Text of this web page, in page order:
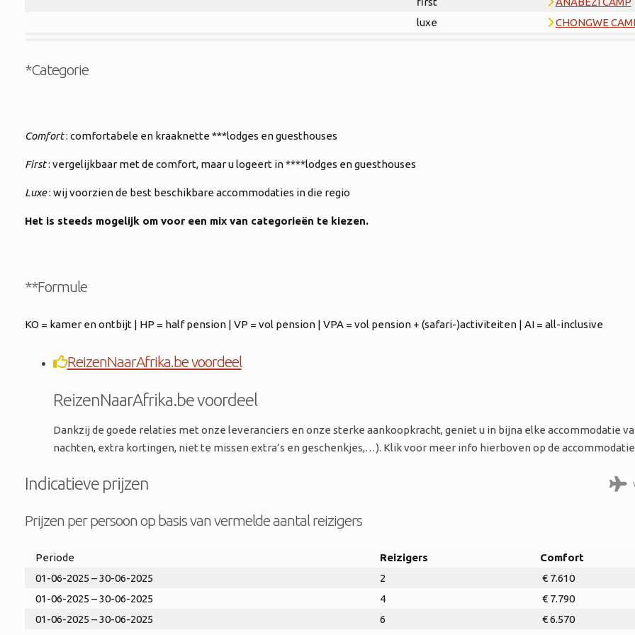
luxe
CHONGWE
*Categorie
Comfort: comfortabele en kraaknette ***lodges en guesthouses
First: vergelijkbaar met de comfort, maar u logeert in ****lodges en guesthouses
Luxe: wij voorzien de best beschikbare accommodaties in die regio
Het is steeds mogelijk om voor een mix van categorieën te kiezen.
**Formule
KO = kamer en ontbijt | HP = half pension | VP = vol pension | VPA = vol pension + (safari-)activiteiten | AI = all-inclusive
ReizenNaarAfrika.be voordeel
ReizenNaarAfrika.be voordeel
Dankzij de goede relaties met onze leveranciers en onze sterke aankoopkracht, geniet u in bijna elke accommodatie
nachten, extra kortingen, niet te missen extra’s en geschenkjes,…). Klik voor meer info hierboven op de
Indicatieve prijzen
Prijzen per persoon op basis van vermelde aantal reizigers
Periode Reizigers Comfort
01-06-2025 – 30-06-2025
2 € 7.610
01-06-2025 – 30-06-2025
4 € 7.790
01-06-2025 – 30-06-2025
6 € 6.570